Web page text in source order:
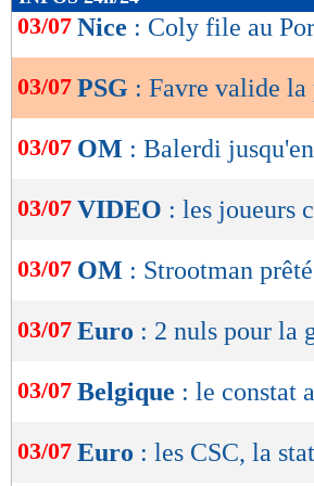
de
OK
03/07 Nice : Coly file au
03/07 PSG : Favre valide
03/07 OM : Balerdi
03/07 VIDEO : les joueurs
03/07 OM : Strootman
03/07 Euro : 2 nuls pour la
03/07 Belgique : le constat
03/07 Euro : les CSC, la